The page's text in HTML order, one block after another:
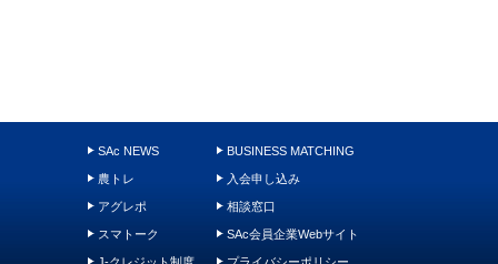
SAc NEWS
農トレ
アグレポ
スマトーク
BUSINESS MATCHING
入会申し込み
相談窓口
SAc会員企業Webサイト